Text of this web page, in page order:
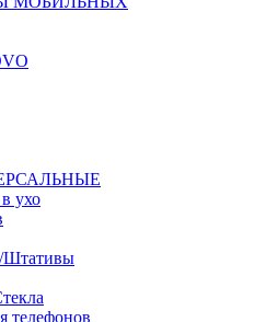
ухо
Штативы
телефонов